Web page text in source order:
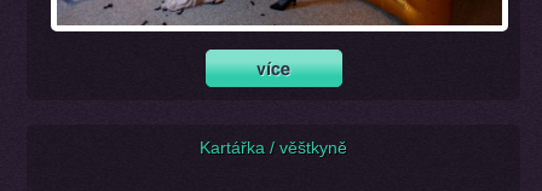
Kartářka / věštkyně